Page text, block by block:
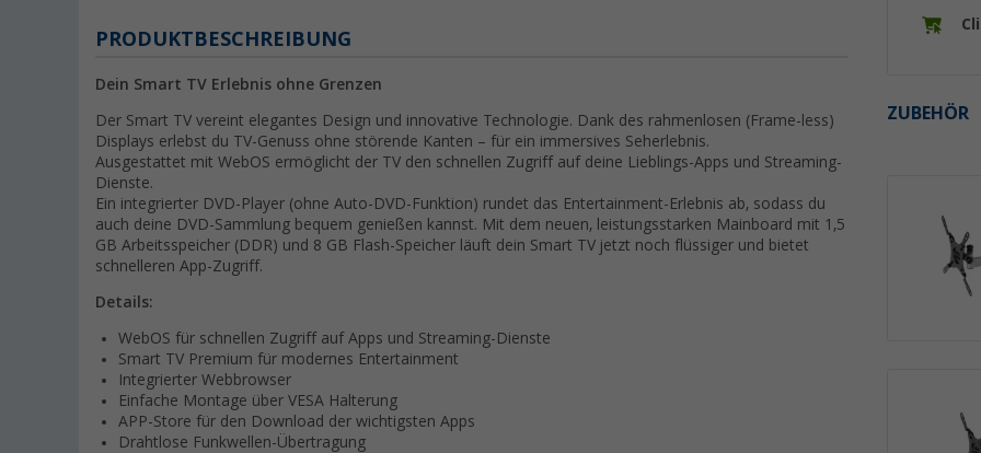
ZUBEHÖR
PRODUKTBESCHREIBUNG
Dein Smart TV Erlebnis ohne Grenzen
Der Smart TV vereint elegantes Design und innovative Technologie. Dank des rahmenlosen (Frame-less)
Displays erlebst du TV-Genuss ohne störende Kanten – für ein immersives Seherlebnis.
Ausgestattet mit WebOS ermöglicht der TV den schnellen Zugriff auf deine Lieblings-Apps und Streaming-
Dienste.
Ein integrierter DVD-Player (ohne Auto-DVD-Funktion) rundet das Entertainment-Erlebnis ab, sodass du
auch deine DVD-Sammlung bequem genießen kannst. Mit dem neuen, leistungsstarken Mainboard mit 1,5
GB Arbeitsspeicher (DDR) und 8 GB Flash-Speicher läuft dein Smart TV jetzt noch flüssiger und bietet
schnelleren App-Zugriff.
Details:
WebOS für schnellen Zugriff auf Apps und Streaming-Dienste
Smart TV Premium für modernes Entertainment
Integrierter Webbrowser
Einfache Montage über VESA Halterung
APP-Store für den Download der wichtigsten Apps
Drahtlose Funkwellen-Übertragung